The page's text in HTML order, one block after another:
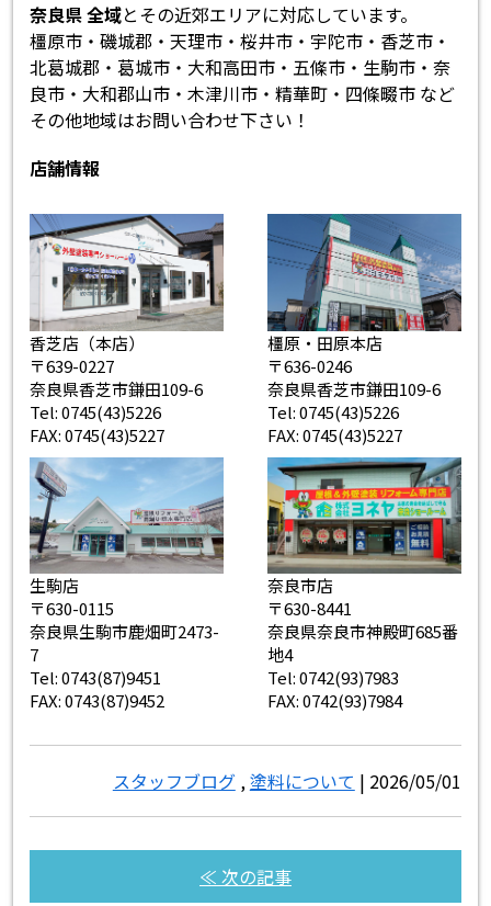
奈良県 全域とその近郊エリアに対応しています。
橿原市・磯城郡・天理市・桜井市・宇陀市・香芝市・
北葛城郡・葛城市・大和高田市・五條市・生駒市・奈
良市・大和郡山市・木津川市・精華町・四條畷市 など
その他地域はお問い合わせ下さい！
店舗情報
香芝店（本店）
〒639-0227
奈良県香芝市鎌田109-6
Tel: 0745(43)5226
FAX: 0745(43)5227
橿原・田原本店
〒636-0246
奈良県香芝市鎌田109-6
Tel: 0745(43)5226
FAX: 0745(43)5227
生駒店
〒630-0115
奈良県生駒市鹿畑町2473-
7
Tel: 0743(87)9451
FAX: 0743(87)9452
奈良市店
〒630-8441
奈良県奈良市神殿町685番
地4
Tel: 0742(93)7983
FAX: 0742(93)7984
スタッフブログ,塗料について | 2026/05/01
≪ 次の記事